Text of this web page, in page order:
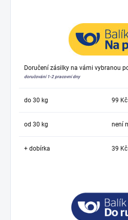
Doručení zásilky na vámi vybranou
doručování 1-2 pracovní dny
do 30 kg 99 Kč
od 30 kg není
+ dobírka 39 Kč